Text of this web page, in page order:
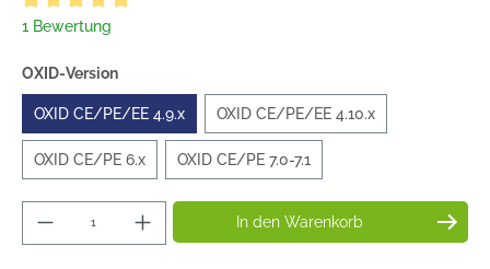
1 Bewertung
OXID-Version
OXID CE/PE/EE 4.9.x OXID CE/PE/EE 4.10.x
OXID CE/PE 6.x OXID CE/PE 7.0-7.1
In den Warenkorb